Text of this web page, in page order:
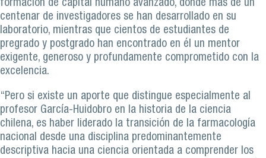
formación de capital humano avanzado, donde más de un
centenar de investigadores se han desarrollado en su
laboratorio, mientras que cientos de estudiantes de
pregrado y postgrado han encontrado en él un mentor
exigente, generoso y profundamente comprometido con la
excelencia.
“Pero si existe un aporte que distingue especialmente al
profesor García-Huidobro en la historia de la ciencia
chilena, es haber liderado la transición de la farmacología
nacional desde una disciplina predominantemente
descriptiva hacia una ciencia orientada a comprender los